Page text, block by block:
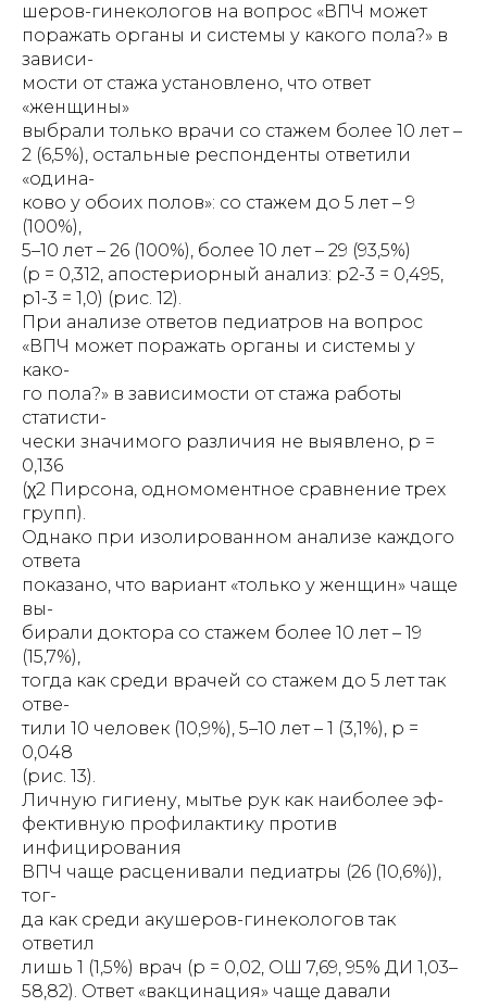
шеров-гинекологов на вопрос «ВПЧ может
поражать органы и системы у какого пола?» в
зависи-
мости от стажа установлено, что ответ
«женщины»
выбрали только врачи со стажем более 10 лет –
2 (6,5%), остальные респонденты ответили
«одина-
ково у обоих полов»: со стажем до 5 лет – 9
(100%),
5–10 лет – 26 (100%), более 10 лет – 29 (93,5%)
(р = 0,312, апостериорный анализ: р2-3 = 0,495,
р1-3 = 1,0) (рис. 12).
При анализе ответов педиатров на вопрос
«ВПЧ может поражать органы и системы у
како-
го пола?» в зависимости от стажа работы
статисти-
чески значимого различия не выявлено, р =
0,136
(χ2 Пирсона, одномоментное сравнение трех
групп).
Однако при изолированном анализе каждого
ответа
показано, что вариант «только у женщин» чаще
вы-
бирали доктора со стажем более 10 лет – 19
(15,7%),
тогда как среди врачей со стажем до 5 лет так
отве-
тили 10 человек (10,9%), 5–10 лет – 1 (3,1%), р =
0,048
(рис. 13).
Личную гигиену, мытье рук как наиболее эф-
фективную профилактику против
инфицирования
ВПЧ чаще расценивали педиатры (26 (10,6%)),
тог-
да как среди акушеров-гинекологов так
ответил
лишь 1 (1,5%) врач (р = 0,02, ОШ 7,69, 95% ДИ 1,03–
58,82). Ответ «вакцинация» чаще давали